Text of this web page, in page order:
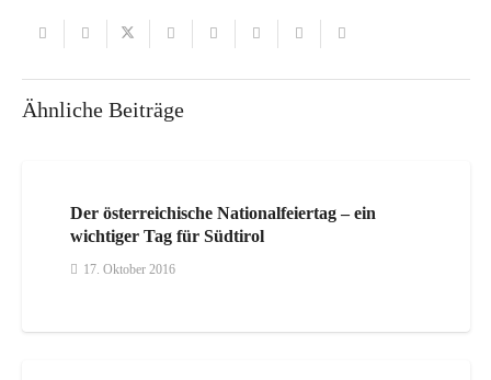
Ähnliche Beiträge
Der österreichische Nationalfeiertag – ein
wichtiger Tag für Südtirol
17. Oktober 2016